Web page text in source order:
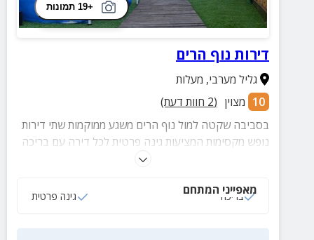
+19 תמונות
דירות נוף הרים
גליל מערבי, מעלות
10 מצוין (
2 חוות דעת)
בסביבה שקטה למול נוף הרים משגע ממוקמות שתי דירות
נופש מקסימות המציעות גינה פרטית לכל דירה עם בריכה
עונתית, שולחן אוכל, פינת ברביקיו, נדנדה כפרית ופינות
מאפייני המתחם
בריכה גינה פרטית